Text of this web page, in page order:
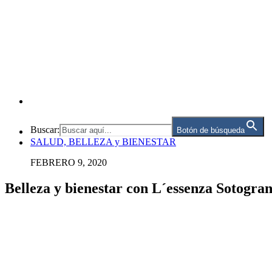
Buscar: Botón de búsqueda
SALUD, BELLEZA y BIENESTAR
FEBRERO 9, 2020
Belleza y bienestar con L´essenza